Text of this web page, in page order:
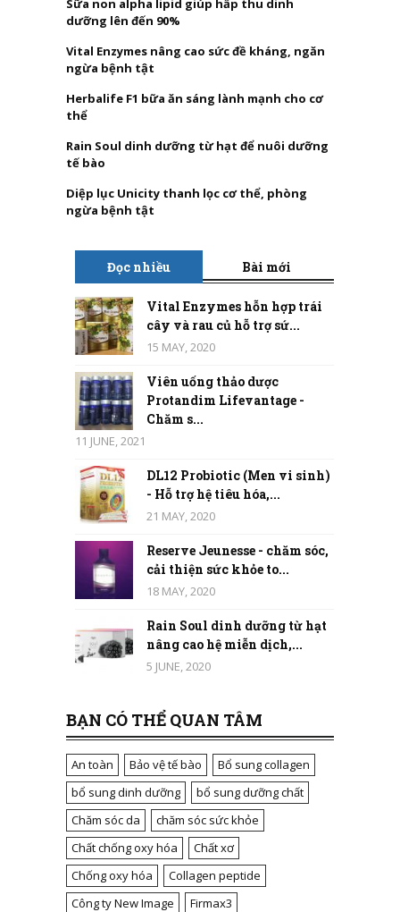
Sữa non alpha lipid giúp hấp thu dinh
dưỡng lên đến 90%
Vital Enzymes nâng cao sức đề kháng, ngăn
ngừa bệnh tật
Herbalife F1 bữa ăn sáng lành mạnh cho cơ
thể
Rain Soul dinh dưỡng từ hạt để nuôi dưỡng
tế bào
Diệp lục Unicity thanh lọc cơ thể, phòng
ngừa bệnh tật
Đọc nhiều Bài mới
Vital Enzymes hỗn hợp trái
cây và rau củ hỗ trợ sứ...
15 MAY, 2020
Viên uống thảo dược
Protandim Lifevantage -
Chăm s...
11 JUNE, 2021
DL12 Probiotic (Men vi sinh)
- Hỗ trợ hệ tiêu hóa,...
21 MAY, 2020
Reserve Jeunesse - chăm sóc,
cải thiện sức khỏe to...
18 MAY, 2020
Rain Soul dinh dưỡng từ hạt
nâng cao hệ miễn dịch,...
5 JUNE, 2020
BẠN CÓ THỂ QUAN TÂM
An toàn Bảo vệ tế bào
Bổ sung collagen
bổ sung dinh dưỡng
bổ sung dưỡng chất
Chăm sóc da
chăm sóc sức khỏe
Chất chống oxy hóa
Chất xơ
Chống oxy hóa
Collagen peptide
Công ty New Image
Firmax3